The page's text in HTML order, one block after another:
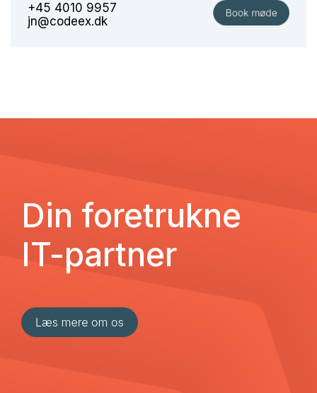
+45 4010 9957
jn@codeex.dk
Din foretrukne
IT-partner